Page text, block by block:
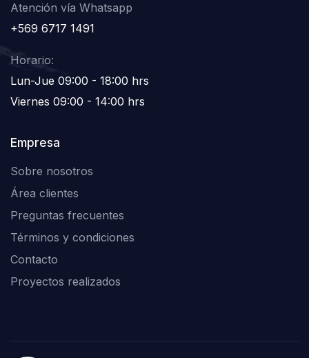
Empresa
Sobre nosotros
Área clientes
Preguntas frecuentes
Términos y condiciones
Contacto
Proyectos realizados
Atención vía Whatsapp
+569 6717 1491
Horario:
Lun-Jue 09:00 - 18:00 hrs
Viernes 09:00 - 14:00 hrs